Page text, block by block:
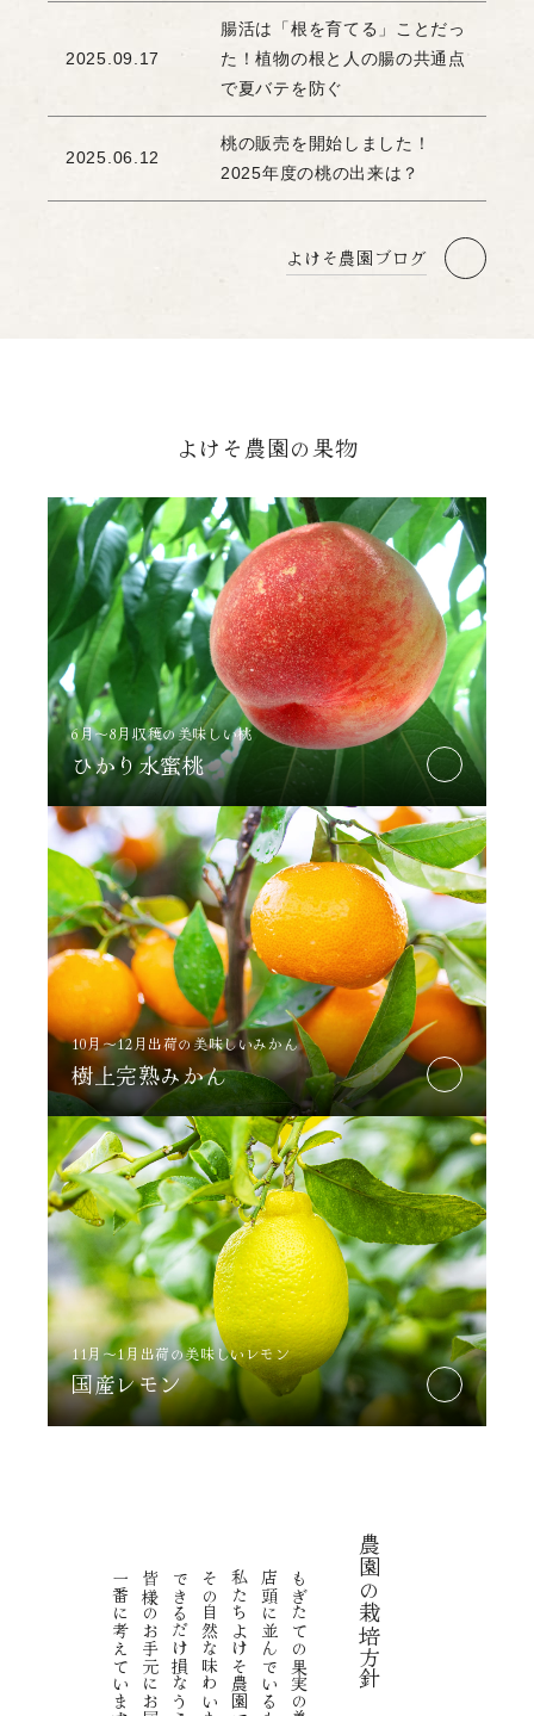
2025.09.17
腸活は「根を育てる」ことだっ
た！植物の根と人の腸の共通点
で夏バテを防ぐ
2025.06.12
桃の販売を開始しました！
2025年度の桃の出来は？
よけそ農園ブログ
よけそ農園の果物
6月～8月収穫の美味しい桃
ひかり水蜜桃
10月～12月出荷の美味しいみかん
樹上完熟みかん
11月～1月出荷の美味しいレモン
国産レモン
農園の栽培方針
私たちよけそ農園では、
その自然な味わいを
一番に考えています。